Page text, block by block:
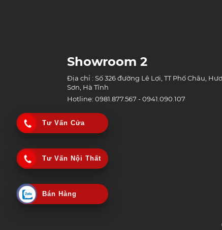
Showroom 2
Địa chỉ : Số 326 đường Lê Lợi, TT Phố Châu,
Sơn, Hà Tĩnh
Hotline: 0981.877.567 - 0941.090.107
Tư Vấn Cửa
Tư Vấn Nội Thất
Bán Hàng